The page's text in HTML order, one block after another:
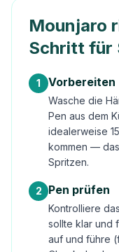
Mounjaro
Schritt für
1 Vorbereiten
Wasche die
Pen aus dem
idealerweise
kommen —
Spritzen.
2 Pen prüfen
Kontrolliere
sollte klar und
auf und führe